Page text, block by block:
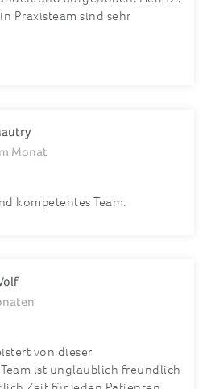
Monat
kompetentes Team.
von dieser
ist unglaublich freundlich
Zeit für jeden Patienten.